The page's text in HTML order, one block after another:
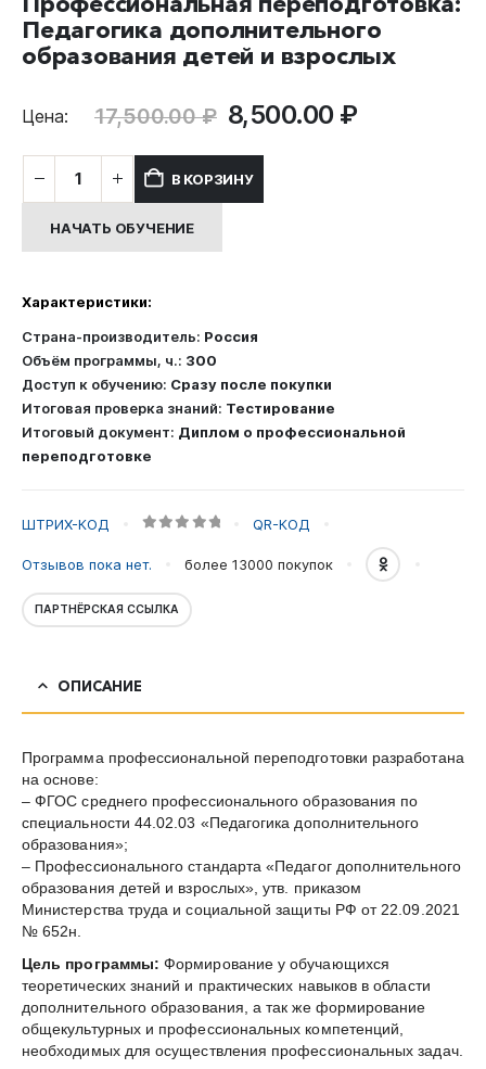
Педагогика дополнительного
образования детей и взрослых
Цена: 17,500.00₽ Первоначальная
составляла
17,500.00 ₽.
8,500.00 ₽Текущая
переподготовка:
образования
детей
и
взрослых
В КОРЗИНУ
НАЧАТЬ ОБУЧЕНИЕ
Характеристики:
Страна-производитель: Россия
Объём программы, ч.: 300
Доступ к обучению: Сразу после покупки
Итоговая проверка знаний: Тестирование
Итоговый документ: Диплом о профессиональной
переподготовке
ШТРИХ-КОД QR-КОД
Отзывов пока нет. более 13000 покупок
ПАРТНЁРСКАЯ ССЫЛКА
ОПИСАНИЕ
Программа профессиональной переподготовки разработана
на основе:
– ФГОС среднего профессионального образования по
специальности 44.02.03 «Педагогика дополнительного
образования»;
– Профессионального стандарта «Педагог дополнительного
образования детей и взрослых», утв. приказом
Министерства труда и социальной защиты РФ от 22.09.2021
№ 652н.
Цель программы: Формирование у обучающихся
теоретических знаний и практических навыков в области
дополнительного образования, а так же формирование
общекультурных и профессиональных компетенций,
необходимых для осуществления профессиональных задач.